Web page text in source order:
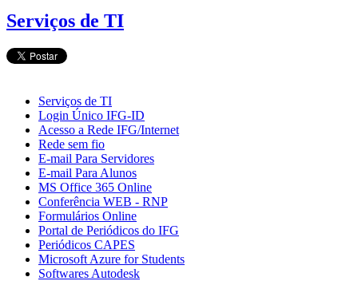
Serviços de TI
Serviços de TI
Login Único IFG-ID
Acesso a Rede IFG/Internet
Rede sem fio
E-mail Para Servidores
E-mail Para Alunos
MS Office 365 Online
Conferência WEB - RNP
Formulários Online
Portal de Periódicos do IFG
Periódicos CAPES
Microsoft Azure for Students
Softwares Autodesk